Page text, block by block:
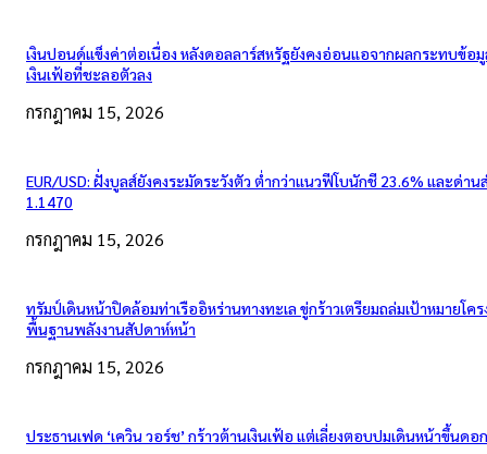
เงินปอนด์แข็งค่าต่อเนื่อง หลังดอลลาร์สหรัฐยังคงอ่อนแอจากผลกระทบข้อ
เงินเฟ้อที่ชะลอตัวลง
กรกฎาคม 15, 2026
EUR/USD: ฝั่งบูลส์ยังคงระมัดระวังตัว ต่ำกว่าแนวฟีโบนักชี 23.6% และด่า
1.1470
กรกฎาคม 15, 2026
ทรัมป์เดินหน้าปิดล้อมท่าเรืออิหร่านทางทะเล ขู่กร้าวเตรียมถล่มเป้าหมายโคร
พื้นฐานพลังงานสัปดาห์หน้า
กรกฎาคม 15, 2026
ประธานเฟด ‘เควิน วอร์ช’ กร้าวต้านเงินเฟ้อ แต่เลี่ยงตอบปมเดินหน้าขึ้นดอ